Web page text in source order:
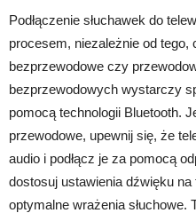
Podłączenie słuchawek do
procesem, niezależnie od tego,
bezprzewodowe czy
bezprzewodowych wystarczy
pomocą technologii Bluetooth.
przewodowe, upewnij się, że
audio i podłącz je za pomocą
dostosuj ustawienia dźwięku
optymalne wrażenia